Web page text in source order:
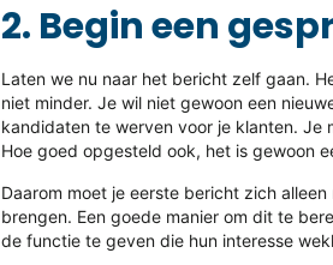
2. Begin een
Laten we nu naar het bericht zelf gaan.
niet minder. Je wil niet gewoon een
kandidaten te werven voor je klanten.
Hoe goed opgesteld ook, het is gewoon
Daarom moet je eerste bericht zich
brengen. Een goede manier om dit te
de functie te geven die hun interesse